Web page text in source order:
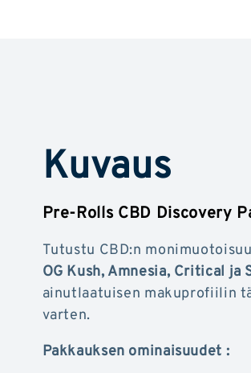
Kuvaus
Pre-Rolls CBD Discovery
Tutustu CBD:n
OG Kush, Amnesia, Critical ja
ainutlaatuisen makuprofiilin
varten.
Pakkauksen ominaisuudet :